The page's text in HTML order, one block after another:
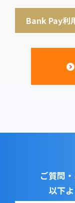
Bank Pay利
ご質問
以下